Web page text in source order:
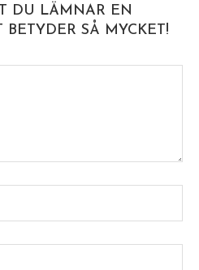
DU LÄMNAR EN
SÅ MYCKET!